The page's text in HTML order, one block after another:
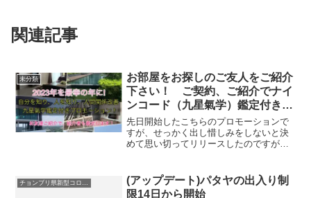
関連記事
未分類
お部屋をお探しのご友人をご紹介
下さい！ ご契約、ご紹介でナイ
ンコード（九星氣学）鑑定付きプ
ロモーション！
先日開始したこちらのプロモーションで
すが、せっかく出し惜しみをしないと決
めて思い切ってリリースしたのですが、
の方だけでは対象が狭いと考えました。
人は、まず知らないことに...
(アップデート)パタヤの出入り制
限14日から開始